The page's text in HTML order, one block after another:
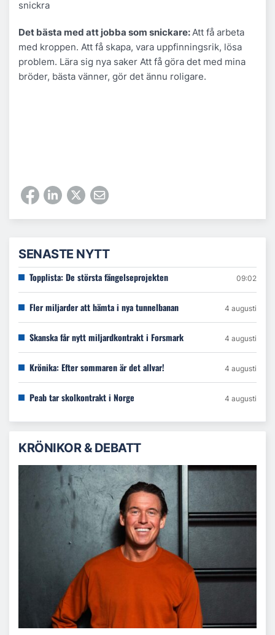
snickra
Det bästa med att jobba som snickare:Att få arbeta
med kroppen. Att få skapa, vara uppfinningsrik, lösa
problem. Lära sig nya saker Att få göra det med mina
bröder, bästa vänner, gör det ännu roligare.
SENASTE NYTT
Topplista: De största fängelseprojekten 09:02
Fler miljarder att hämta i nya tunnelbanan 4 augusti
Skanska får nytt miljardkontrakt i Forsmark 4 augusti
Krönika: Efter sommaren är det allvar! 4 augusti
Peab tar skolkontrakt i Norge 4 augusti
KRÖNIKOR & DEBATT